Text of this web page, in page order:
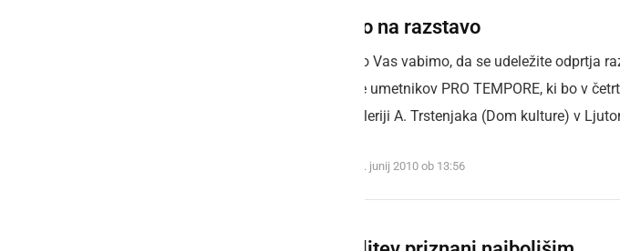
Vabilo na razstavo
Prijazno Vas vabimo, da se udeležite odprtja
skupine umetnikov PRO TEMPORE, ki bo v
uri v galeriji A. Trstenjaka (Dom kulture) v
sreda, 30. junij 2010 ob 13:56